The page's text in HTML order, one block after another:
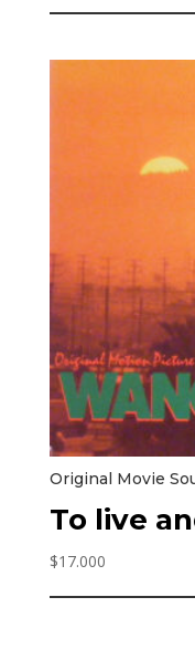
Original Movie
To live
$17.000